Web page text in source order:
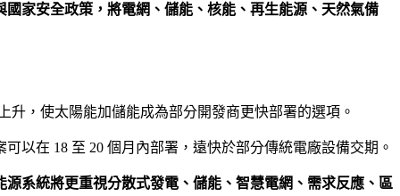
國家安全政策，將電網、儲能、核能、再生能源、天然氣備
，使太陽能加儲能成為部分開發商更快部署的選項。
以在 18 至 20 個月內部署，遠快於部分傳統電廠設備交期。
源系統將更重視分散式發電、儲能、智慧電網、需求反應、區